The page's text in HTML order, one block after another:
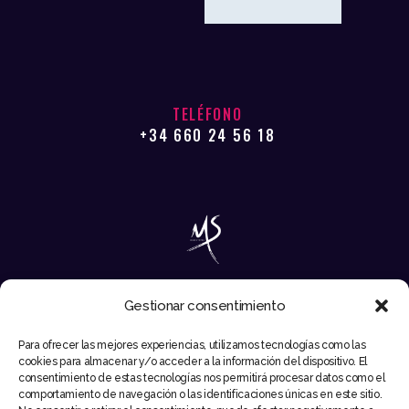
Gestionar consentimiento
Para ofrecer las mejores experiencias, utilizamos tecnologías como las
cookies para almacenar y/o acceder a la información del dispositivo. El
consentimiento de estas tecnologías nos permitirá procesar datos como el
comportamiento de navegación o las identificaciones únicas en este sitio.
TELÉFONO
+34 660 24 56 18
EMAIL
INFO@MIKESYNTEC.COM